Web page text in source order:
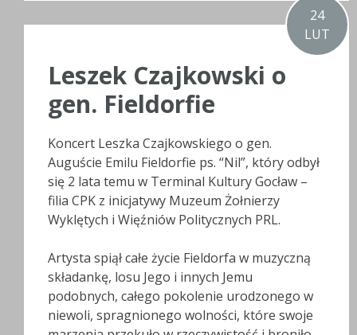
24
LUT
Leszek Czajkowski o
gen. Fieldorfie
Koncert Leszka Czajkowskiego o gen.
Auguście Emilu Fieldorfie ps. “Nil”, który odbył
się 2 lata temu w Terminal Kultury Gocław –
filia CPK z inicjatywy Muzeum Żołnierzy
Wyklętych i Więźniów Politycznych PRL.
Artysta spiął całe życie Fieldorfa w muzyczną
składankę, losu Jego i innych Jemu
podobnych, całego pokolenie urodzonego w
niewoli, spragnionego wolności, które swoje